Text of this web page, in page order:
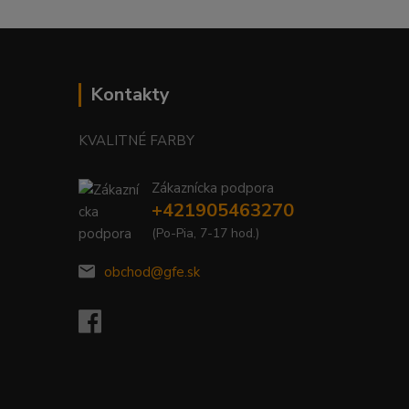
Kontakty
KVALITNÉ FARBY
Zákaznícka podpora
+421905463270
(Po-Pia, 7-17 hod.)
obchod@gfe.sk